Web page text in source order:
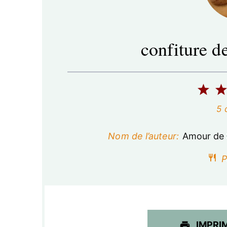
confiture
1
i
5
Nom de l’auteur: Amour de